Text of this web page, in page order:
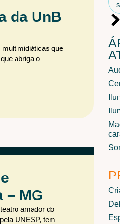
da UnB
que
abriga o
– MG
amador do
UNESP, tem